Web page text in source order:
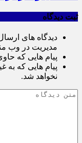
ثبت دیدگاه
دیدگاه های
مدیریت در وب
پیام هایی که
پیام هایی که به
نخواهد شد.